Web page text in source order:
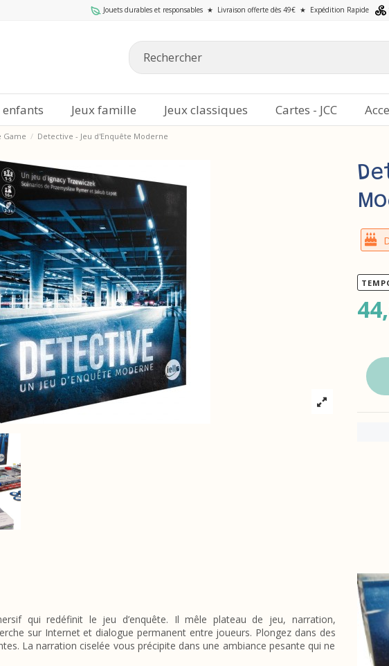
Jouets durables et responsables ★ Livraison offerte dès 49€ ★ Expédition Rapide
enfants Jeux famille Jeux classiques Cartes - JCC
Game Detective - Jeu d'Enquête Moderne
qui redéfinit le jeu d’enquête. Il mêle plateau de jeu, narration,
sur Internet et dialogue permanent entre joueurs. Plongez dans des
La narration ciselée vous précipite dans une ambiance pesante qui ne